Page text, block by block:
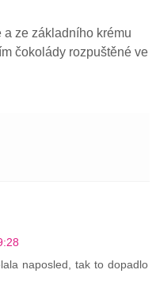
ze základního krému
čokolády rozpuštěné ve
naposled, tak to dopadlo